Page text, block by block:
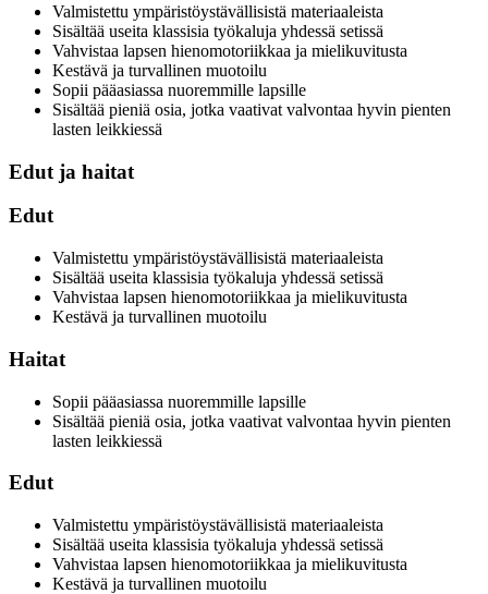
Valmistettu ympäristöystävällisistä materiaaleista
Sisältää useita klassisia työkaluja yhdessä setissä
Vahvistaa lapsen hienomotoriikkaa ja mielikuvitusta
Kestävä ja turvallinen muotoilu
Sopii pääasiassa nuoremmille lapsille
Sisältää pieniä osia, jotka vaativat valvontaa hyvin pienten
lasten leikkiessä
Edut ja haitat
Edut
Valmistettu ympäristöystävällisistä materiaaleista
Sisältää useita klassisia työkaluja yhdessä setissä
Vahvistaa lapsen hienomotoriikkaa ja mielikuvitusta
Kestävä ja turvallinen muotoilu
Haitat
Sopii pääasiassa nuoremmille lapsille
Sisältää pieniä osia, jotka vaativat valvontaa hyvin pienten
lasten leikkiessä
Edut
Valmistettu ympäristöystävällisistä materiaaleista
Sisältää useita klassisia työkaluja yhdessä setissä
Vahvistaa lapsen hienomotoriikkaa ja mielikuvitusta
Kestävä ja turvallinen muotoilu